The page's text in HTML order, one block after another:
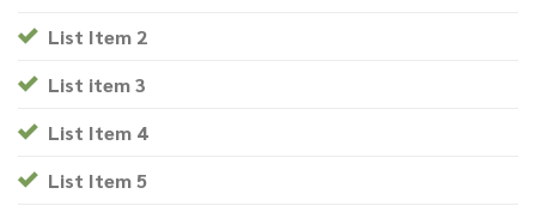
List Item 2
List item 3
List Item 4
List Item 5